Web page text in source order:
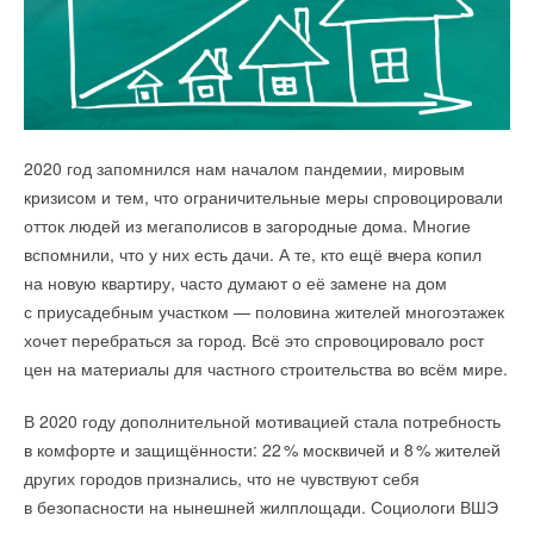
2020 год запомнился нам началом пандемии, мировым
кризисом и тем, что ограничительные меры спровоцировали
отток людей из мегаполисов в загородные дома. Многие
вспомнили, что у них есть дачи. А те, кто ещё вчера копил
на новую квартиру, часто думают о её замене на дом
с приусадебным участком — половина жителей многоэтажек
хочет перебраться за город. Всё это спровоцировало рост
цен на материалы для частного строительства во всём мире.
В 2020 году дополнительной мотивацией стала потребность
в комфорте и защищённости: 22% москвичей и8% жителей
других городов признались, что не чувствуют себя
в безопасности на нынешней жилплощади. Социологи ВШЭ
Теперь линейка CGB-2 способна обеспечить любые
потребности пользователей по мощности оборудования,
от 14 до 100 кВт. Этого диапазона хватит для оборудования
любых жилых и рабочих помещений.
CGB-2–75/100 сохранила все преимущества
предшественника, включая тихую работу, экономичность,
В компанииБАСТИОНв ассортименте устройств для теплого
автоматического поддержания установленной
пользователем температуры теплого пола в пределах
°C до +4
Особенности устройства:
Предназначен для регулирования и поддержания
температуры в пределах от5°C до 40°C
системы обогрева
Термостат монтируется в стандартную
распределительную коробку
Простота управления
Легкость монтажа
Точность (допустимая погрешность +/- 0,
°C)
Danfoss – производителя холодильного оборудования,
приводной техники и автоматики, построит под Москвой
новый производственный корпус. Разрешение на
строительство выдано Министерством жилищной политики
Московской области.
Новое здание площадью 3,6 тыс. квадратных метров
возведут в дополнение к уже
д. Лешково городского округа Истра.
Расширение производства позволит увеличить штат
площадки до 290 человек, создав 100 новых рабочих мест.
Планируемый объем инвестиций (включая